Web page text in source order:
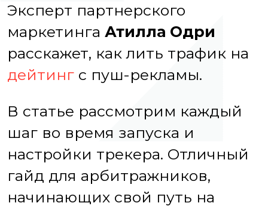
Эксперт партнерского
маркетинга Атилла Одри
расскажет, как лить трафик на
дейтинг с пуш-рекламы.
В статье рассмотрим каждый
шаг во время запуска и
настройки трекера. Отличный
гайд для арбитражников,
начинающих свой путь на